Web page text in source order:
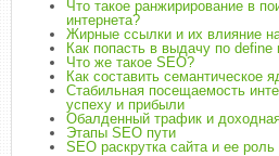
Что такое ранжирирование в
интернета?
Жирные ссылки и их влияние
Как попасть в выдачу по define
Что же такое SEO?
Как составить семантическое
Стабильная посещаемость
успеху и прибыли
Обалденный трафик и
Этапы SEO пути
SEO раскрутка сайта и ее роль